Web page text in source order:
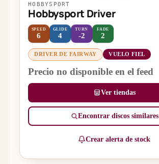
HOBBYSPORT
Hobbysport Driver
SPEED
6
GLIDE
4
TURN
-2
FADE
2
DRIVER DE FAIRWAY VUELO FIEL
Precio no disponible en el feed
Ver tiendas
Encontrar discos similares
Crear alerta de stock